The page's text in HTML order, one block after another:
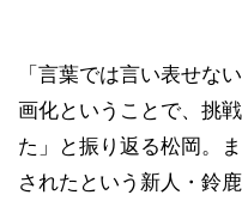
「言葉では言い表せな
画化ということで、挑
た」と振り返る松岡。
されたという新人・鈴